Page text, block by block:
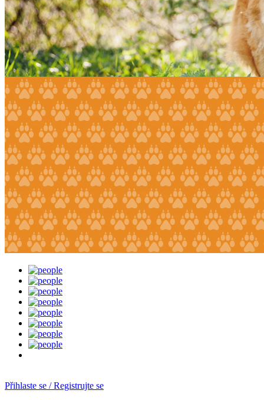
Přihlaste se / Registrujte se